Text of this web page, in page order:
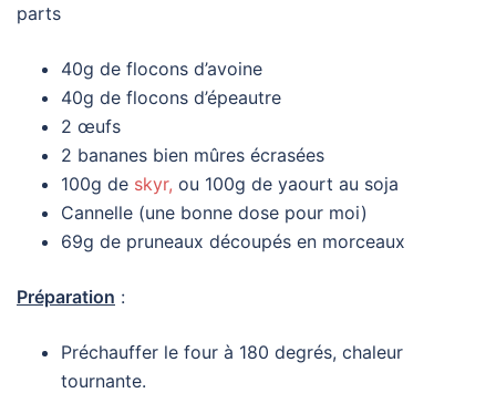
parts
40g de flocons d’avoine
40g de flocons d’épeautre
2 œufs
2 bananes bien mûres écrasées
100g de skyr, ou 100g de yaourt au soja
Cannelle (une bonne dose pour moi)
69g de pruneaux découpés en morceaux
Préparation :
Préchauffer le four à 180 degrés, chaleur
tournante.